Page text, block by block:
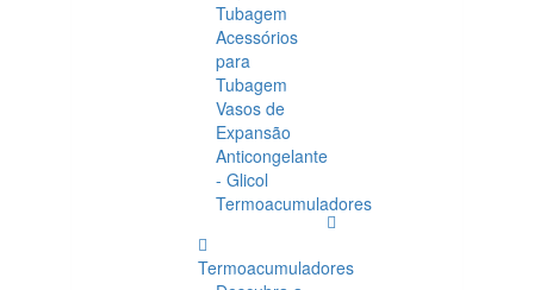
Tubagem
Acessórios
para
Tubagem
Vasos de
Expansão
Anticongelante
- Glicol
Termoacumuladores
Termoacumuladores